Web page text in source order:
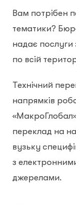
Вам потрібен
тематики?
надає послуги
по всій
Технічний
напрямків
переклад на
вузьку
з
джерелами.